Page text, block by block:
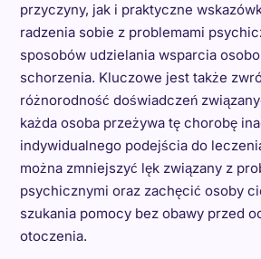
przyczyny, jak i praktyczne
radzenia sobie z problemami
sposobów udzielania wsparcia
schorzenia. Kluczowe jest także
różnorodność doświadczeń
każda osoba przeżywa tę chorobę
indywidualnego podejścia do
można zmniejszyć lęk związany z
psychicznymi oraz zachęcić osoby
szukania pomocy bez obawy przed
otoczenia.